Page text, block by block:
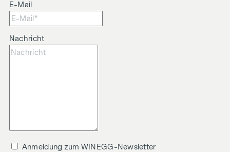
E-Mail
Nachricht
Anmeldung zum WINEGG-Newsletter